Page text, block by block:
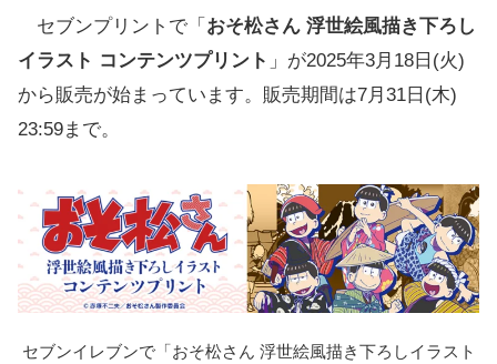
セブンプリントで「 おそ松さん 浮世絵風描き下ろし
イラスト コンテンツプリント 」が2025年3月18日(火)
から販売が始まっています。販売期間は7月31日(木)
23:59まで。
セブンイレブンで「おそ松さん 浮世絵風描き下ろしイラスト